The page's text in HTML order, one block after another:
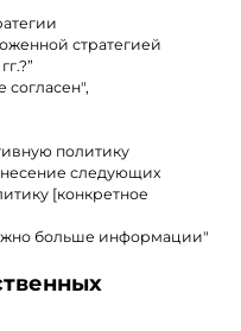
стратегией
согласен",
политику
следующих
[конкретное
больше информации"